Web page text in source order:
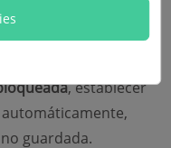
del ratón
, establecer
no guardada.